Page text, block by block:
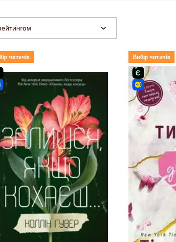
читачів Вибір читачів